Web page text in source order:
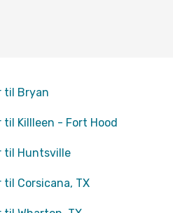
til Bryan
til Killleen - Fort Hood
til Huntsville
til Corsicana, TX